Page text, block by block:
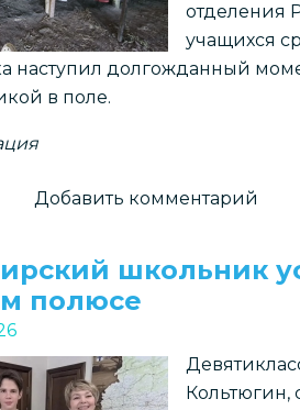
отделения
учащихся
наступил долгожданный
в поле.
«Перекрёстках
эпох»:
как
школьники
Новосибирска
получили
Добавить комментарий
школьник
полюсе
Кольтюгин,